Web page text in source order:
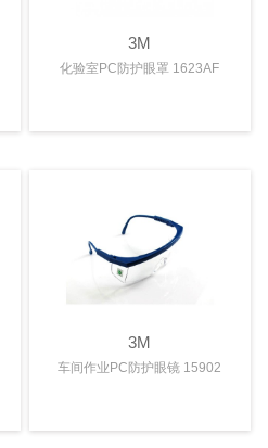
3M
化验室PC防护眼罩 1623AF
3M
车间作业PC防护眼镜 15902